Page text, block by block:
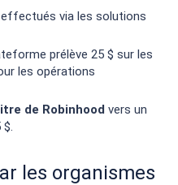
via les solutions
prélève 25 $ sur les
les opérations
de Robinhood vers un
les organismes